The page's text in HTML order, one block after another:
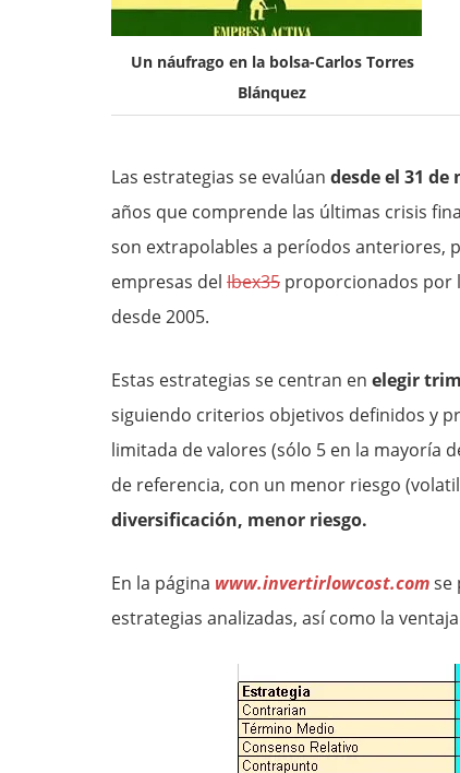
Un náufrago en la bolsa-Carlos Torres
Blánquez
Las estrategias se evalúan desde el 31 de
años que comprende las últimas crisis
son extrapolables a períodos anteriores,
empresas del Ibex35 proporcionados por
desde 2005.
Estas estrategias se centran en elegir
siguiendo criterios objetivos definidos y
limitada de valores (sólo 5 en la mayoría
de referencia, con un menor riesgo
diversificación, menor riesgo.
En la página www.invertirlowcost.comse
estrategias analizadas, así como la